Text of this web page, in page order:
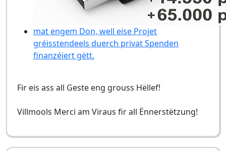
mat engem Don, well eise Projet
gréisstendeels duerch privat Spenden
finanzéiert gëtt.
Fir eis ass all Geste eng grouss Hëllef!
Villmools Merci am Viraus fir all Ënnerstëtzung!